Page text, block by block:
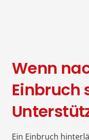
Wenn
Einbruch
Ein Einbruch